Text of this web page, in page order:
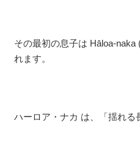
その最初の息子は Hāloa-
れます。
ハーロア・ナカ は、「揺れる